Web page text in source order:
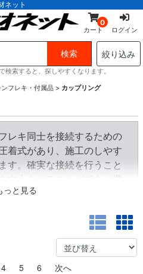
ネット
0
カート ログイン
絞り込み
検索すると、探しやすくなります。
ンフレキ・付属品 > カップリング
レキ同士を接続するための
着式があり、施工のしやす
す。確実な接続を行うこと
向上させることができ、機
しています。
っと見る
4 5 6 次へ